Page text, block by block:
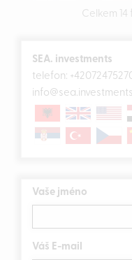
Celkem
SEA. investments
telefon:
info@sea.investments
Vaše jméno
Váš E-mail